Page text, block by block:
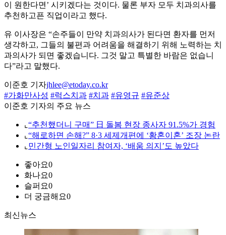
이 원한다면’ 시키겠다는 것이다. 물론 부자 모두 치과의사를
추천하고픈 직업이라고 했다.
유 이사장은 “손주들이 만약 치과의사가 된다면 환자를 먼저
생각하고, 그들의 불편과 어려움을 해결하기 위해 노력하는 치
과의사가 되면 좋겠습니다. 그것 말고 특별한 바람은 없습니
다”라고 말했다.
이준호 기자jhlee@etoday.co.kr
#가화만사성 #럭스치과 #치과 #유영규 #유준상
이준호 기자의 주요 뉴스
⌞ “추천했더니 구매” 日 돌봄 현장 종사자 91.5%가 경험
⌞ “해로하면 손해?” 8·3 세제개편에 ‘황혼이혼’ 조장 논란
⌞ 민간형 노인일자리 참여자, ‘배움 의지’도 높았다
좋아요0
화나요0
슬퍼요0
더 궁금해요0
최신뉴스